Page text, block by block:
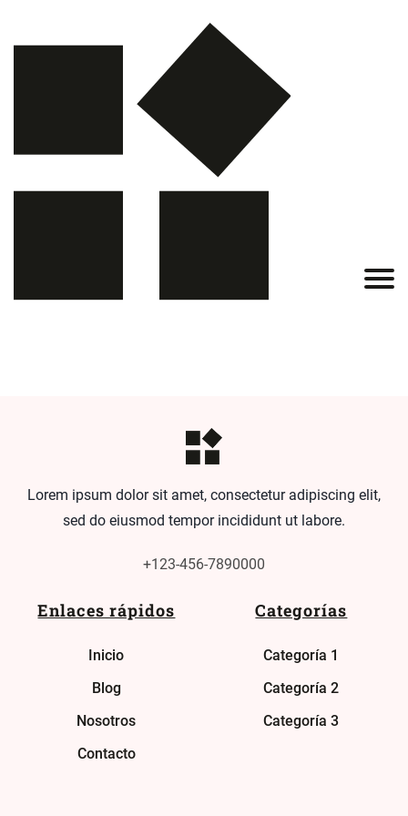
Lorem ipsum dolor sit amet, consectetur adipiscing elit,
sed do eiusmod tempor incididunt ut labore.
+123-456-7890000
Enlaces rápidos
Inicio
Blog
Nosotros
Contacto
Categorías
Categoría 1
Categoría 2
Categoría 3